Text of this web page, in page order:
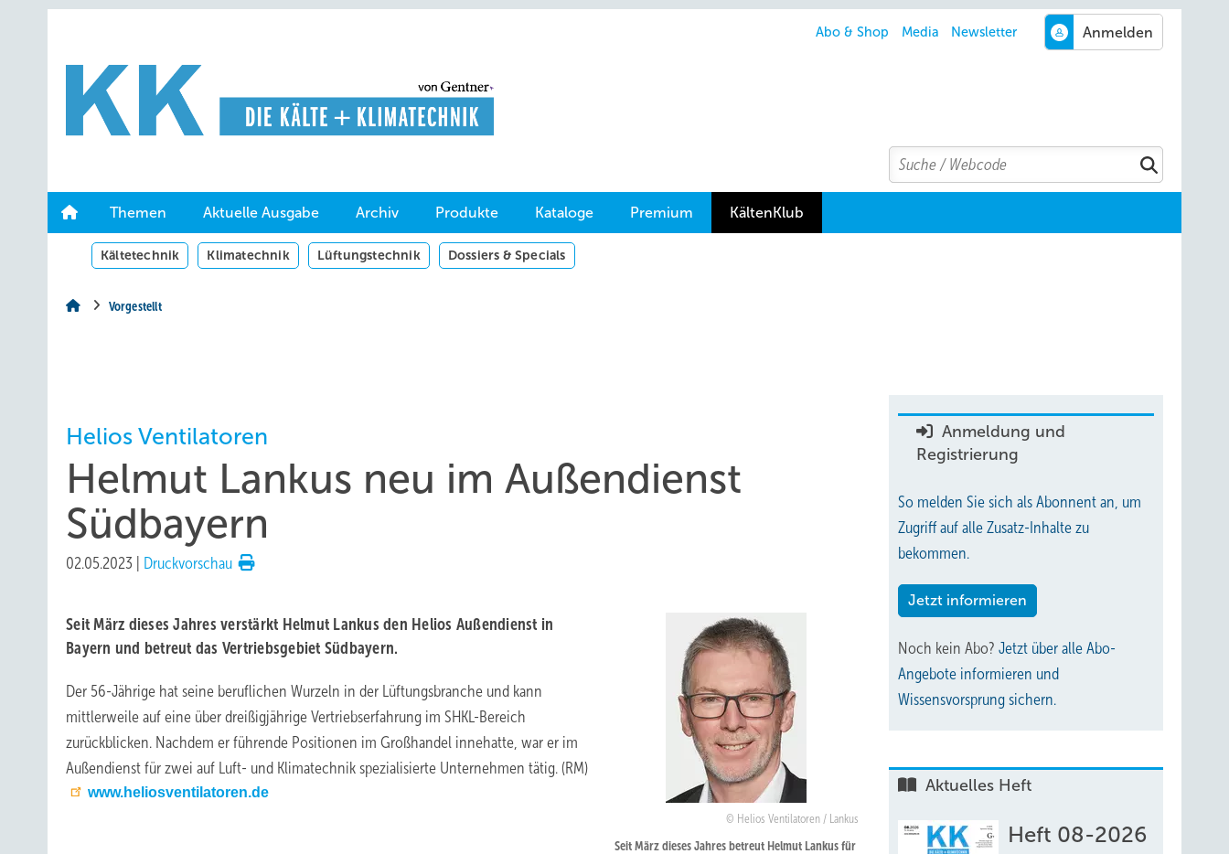
Hauptinhalt
Hauptmenü
Abo & Shop Media Newsletter
Search
Suchen
Themen Aktuelle Ausgabe Archiv Produkte Kataloge Premium KältenKlub
Kältetechnik Klimatechnik Lüftungstechnik Dossiers & Specials
Vorgestellt
Helios Ventilatoren
Helmut Lankus neu im Außendienst
Südbayern
02.05.2023 Druckvorschau
Helios Ventilatoren / Lankus
Seit März dieses Jahres betreut Helmut Lankus für
Seit März dieses Jahres verstärkt Helmut Lankus den Helios Außendienst in
Bayern und betreut das Vertriebsgebiet Südbayern.
Der 56-Jährige hat seine beruflichen Wurzeln in der Lüftungsbranche und kann
mittlerweile auf eine über dreißigjährige Vertriebserfahrung im SHKL-Bereich
zurückblicken. Nachdem er führende Positionen im Großhandel innehatte, war er im
Außendienst für zwei auf Luft- und Klimatechnik spezialisierte Unternehmen tätig. (RM)
www.heliosventilatoren.de
Anmeldung und
Registrierung
So melden Sie sich als Abonnent an, um
Zugriff auf alle Zusatz-Inhalte zu
bekommen.
Jetzt informieren
Noch kein Abo? Jetzt über alle Abo-
Angebote informieren und
Wissensvorsprung sichern.
Aktuelles Heft
Heft 08-2026